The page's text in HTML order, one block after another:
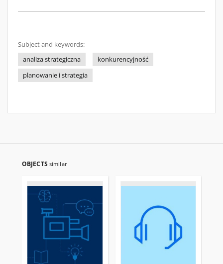
Subject and keywords:
analiza strategiczna
konkurencyjność
planowanie i strategia
OBJECTS similar